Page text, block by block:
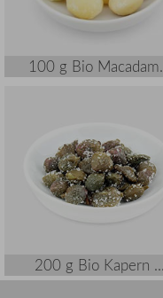
100 g Bio
200 g Bio Kapern ...